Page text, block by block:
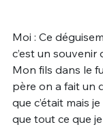
Moi : Ce
c’est un souvenir
Mon fils dans le
père on a fait un
que c’était mais
que tout ce que